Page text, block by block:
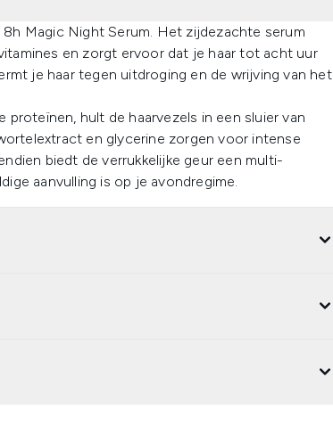
Magic Night Serum. Het zijdezachte serum
en zorgt ervoor dat je haar tot acht uur
je haar tegen uitdroging en de wrijving van het
proteïnen, hult de haarvezels in een sluier van
en glycerine zorgen voor intense
biedt de verrukkelijke geur een multi-
aanvulling is op je avondregime.